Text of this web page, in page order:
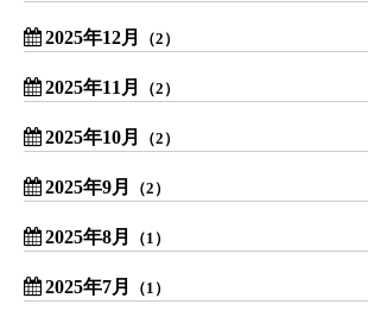
2025年12月 （2）
2025年11月 （2）
2025年10月 （2）
2025年9月 （2）
2025年8月 （1）
2025年7月 （1）